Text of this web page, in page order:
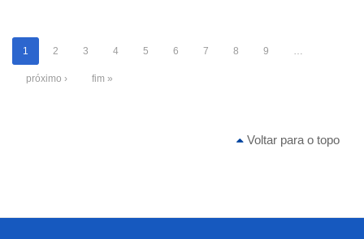
1 2 3 4 5 6 7 8 9 …
próximo › fim »
Voltar para o topo